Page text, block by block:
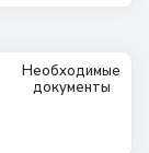
Необходимые
документы